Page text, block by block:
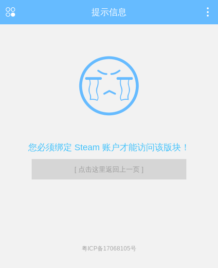
提示信息
您必须绑定 Steam 账户才能访问该版块！
[ 点击这里返回上一页 ]
粤ICP备17068105号